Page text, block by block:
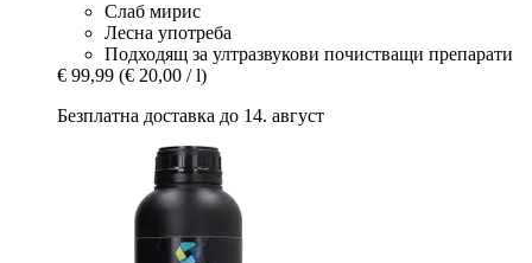
Слаб мирис
Лесна употреба
Подходящ за ултразвукови почистващи препарати
€ 99,99 (€ 20,00 / l)
Безплатна доставка до 14. август